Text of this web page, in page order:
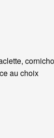
au choix